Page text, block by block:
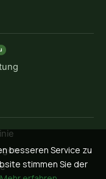
besseren Service zu
stimmen Sie der